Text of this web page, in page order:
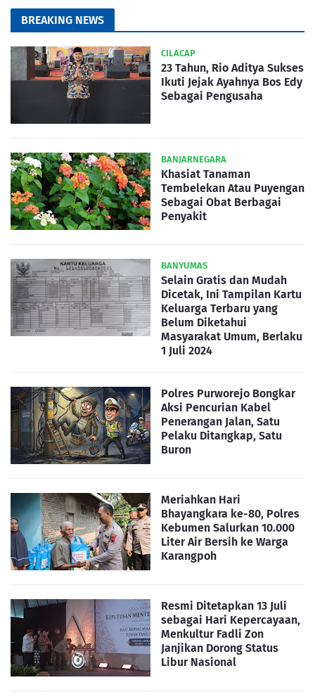
BREAKING NEWS
CILACAP
23 Tahun, Rio Aditya Sukses
Ikuti Jejak Ayahnya Bos Edy
Sebagai Pengusaha
BANJARNEGARA
Khasiat Tanaman
Tembelekan Atau Puyengan
Sebagai Obat Berbagai
Penyakit
BANYUMAS
Selain Gratis dan Mudah
Dicetak, Ini Tampilan Kartu
Keluarga Terbaru yang
Belum Diketahui
Masyarakat Umum, Berlaku
1 Juli 2024
Polres Purworejo Bongkar
Aksi Pencurian Kabel
Penerangan Jalan, Satu
Pelaku Ditangkap, Satu
Buron
Meriahkan Hari
Bhayangkara ke-80, Polres
Kebumen Salurkan 10.000
Liter Air Bersih ke Warga
Karangpoh
Resmi Ditetapkan 13 Juli
sebagai Hari Kepercayaan,
Menkultur Fadli Zon
Janjikan Dorong Status
Libur Nasional